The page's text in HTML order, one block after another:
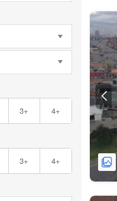
3+ 4+
3+ 4+